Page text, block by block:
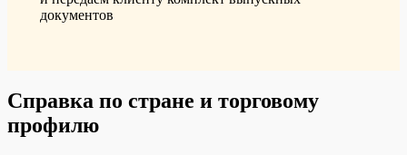
документов
Справка по стране и торговому
профилю